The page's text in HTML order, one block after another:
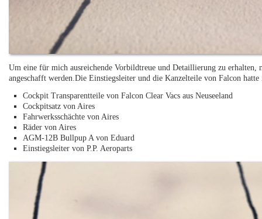
Um eine für mich ausreichende Vorbildtreue und Detaillierung zu erhalten,
angeschafft werden.Die Einstiegsleiter und die Kanzelteile von Falcon
Cockpit Transparentteile von Falcon Clear Vacs aus Neuseeland
Cockpitsatz von Aires
Fahrwerksschächte von Aires
Räder von Aires
AGM-12B Bullpup A von Eduard
Einstiegsleiter von P.P. Aeroparts